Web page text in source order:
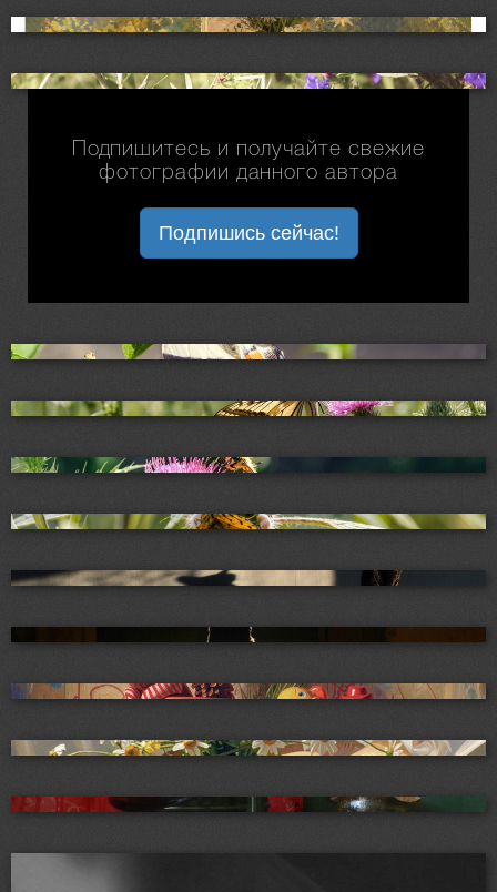
Подпишитесь и получайте свежие
фотографии данного автора
Подпишись сейчас!